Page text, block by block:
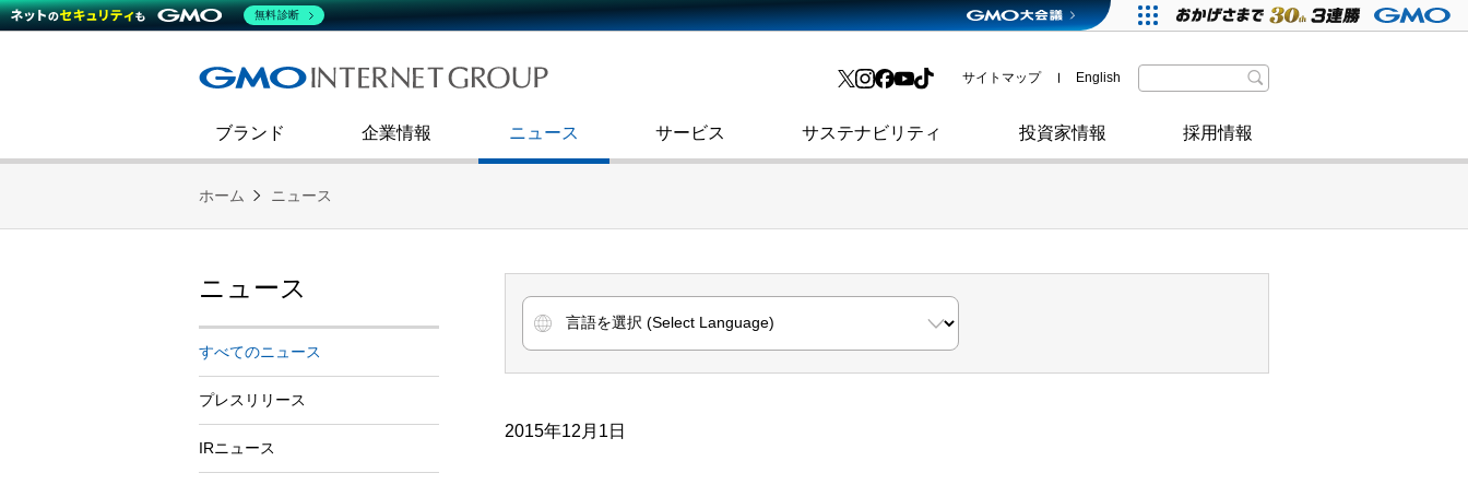
ブランド
企業情報
会社概要
社史
渋谷フクラス入館方法
ニュース
技術ブログ 取材のお申し込みについて
サービス
インターネットセキュリティ事業 その他
サステナビリティ
コミュニケーション
ダイバーシティ＆インクルージョン
SDGsへの取り組み
政府・自治体からの認定
投資家情報
熊谷正寿が語るグループ成長戦略・
財務・業績
よくあるご質問 格付・社債情報
採用情報
第二新卒採用 サイトマップ English
ホーム ニュース
2015年12月1日
ニュース
すべてのニュース
プレスリリース
IRニュース
無料診断